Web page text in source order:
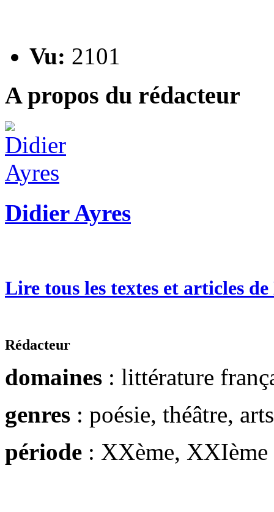
Vu: 2101
A propos du rédacteur
Didier Ayres
Lire tous les textes et articles
Rédacteur
domaines : littérature
genres : poésie, théâtre, arts
période : XXème, XXIème